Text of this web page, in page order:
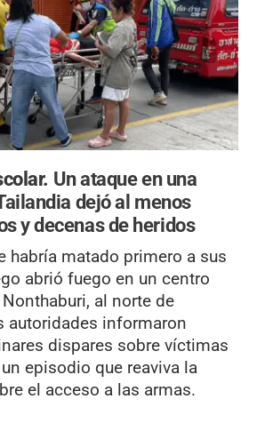
Un ataque en una
dejó al menos
y decenas de heridos
habría matado primero a sus
abrió fuego en un centro
al norte de
autoridades informaron
dispares sobre víctimas
episodio que reaviva la
el acceso a las armas.